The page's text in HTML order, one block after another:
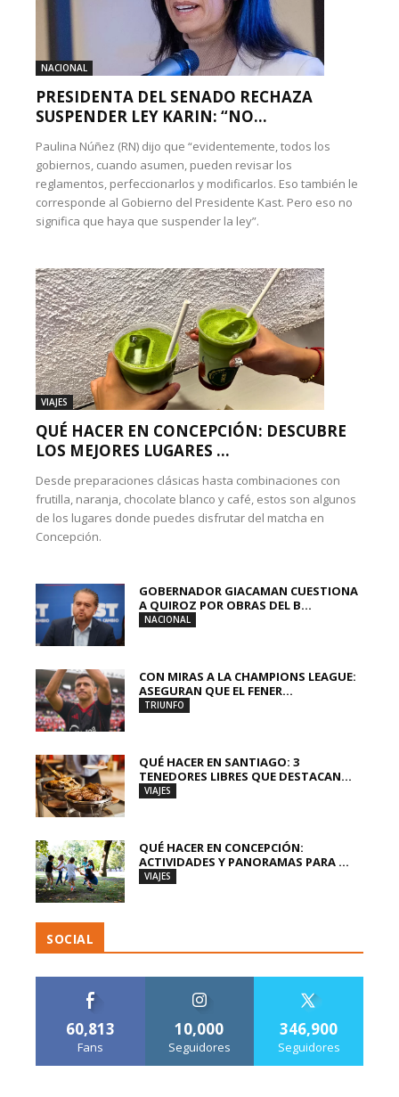
NACIONAL
PRESIDENTA DEL SENADO RECHAZA
SUSPENDER LEY KARIN: “NO...
Paulina Núñez (RN) dijo que “evidentemente, todos los
gobiernos, cuando asumen, pueden revisar los
reglamentos, perfeccionarlos y modificarlos. Eso también le
corresponde al Gobierno del Presidente Kast. Pero eso no
significa que haya que suspender la ley”.
VIAJES
QUÉ HACER EN CONCEPCIÓN: DESCUBRE
LOS MEJORES LUGARES ...
Desde preparaciones clásicas hasta combinaciones con
frutilla, naranja, chocolate blanco y café, estos son algunos
de los lugares donde puedes disfrutar del matcha en
Concepción.
GOBERNADOR GIACAMAN CUESTIONA
A QUIROZ POR OBRAS DEL B...
NACIONAL
CON MIRAS A LA CHAMPIONS LEAGUE:
ASEGURAN QUE EL FENER...
TRIUNFO
QUÉ HACER EN SANTIAGO: 3
TENEDORES LIBRES QUE DESTACAN...
VIAJES
QUÉ HACER EN CONCEPCIÓN:
ACTIVIDADES Y PANORAMAS PARA ...
VIAJES
SOCIAL
60,813
Fans
10,000
Seguidores
346,900
Seguidores